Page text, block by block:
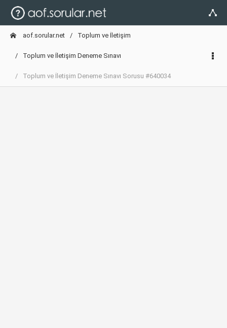
aof.sorular.net Toplum ve İletişim
Toplum ve İletişim Deneme Sınavı
Toplum ve İletişim Deneme Sınavı Sorusu #640034